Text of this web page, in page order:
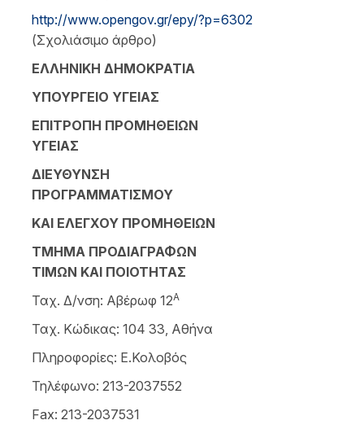
http://www.opengov.gr/epy/?p=6302
(Σχολιάσιμο άρθρο)
ΕΛΛΗΝΙΚΗ ΔΗΜΟΚΡΑΤΙΑ
ΥΠΟΥΡΓΕΙΟ ΥΓΕΙΑΣ
ΕΠΙΤΡΟΠΗ ΠΡΟΜΗΘΕΙΩΝ
ΥΓΕΙΑΣ
ΔΙΕΥΘΥΝΣΗ
ΠΡΟΓΡΑΜΜΑΤΙΣΜΟΥ
ΚΑΙ ΕΛΕΓΧΟΥ ΠΡΟΜΗΘΕΙΩΝ
ΤΜΗΜΑ ΠΡΟΔΙΑΓΡΑΦΩΝ
ΤΙΜΩΝ ΚΑΙ ΠΟΙΟΤΗΤΑΣ
Ταχ. Δ/νση: Αβέρωφ 12Α
Ταχ. Κώδικας: 104 33, Αθήνα
Πληροφορίες: Ε.Κολοβός
Τηλέφωνο: 213-2037552
Fax: 213-2037531